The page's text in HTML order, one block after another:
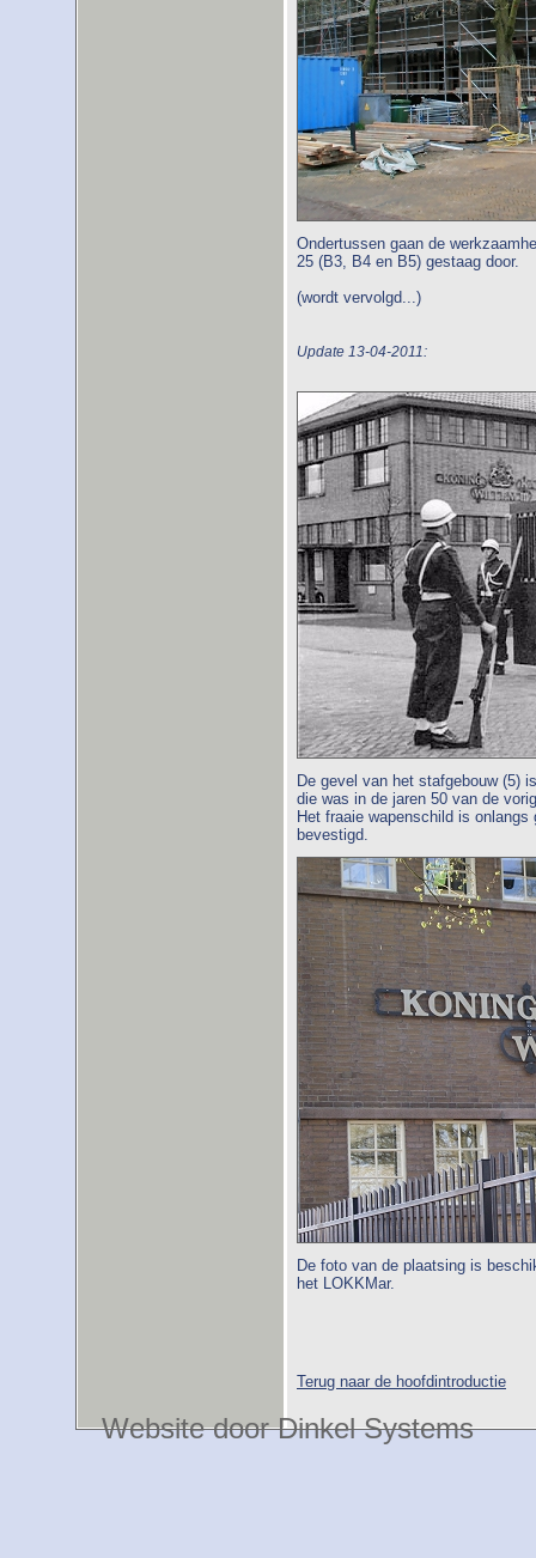
Ondertussen gaan de
25 (B3, B4 en B5) gestaag door.
(wordt vervolgd...)
Update 13-04-2011:
De gevel van het stafgebouw (5)
die was in de jaren 50 van de
Het fraaie wapenschild is
bevestigd.
De foto van de plaatsing is
het LOKKMar.
Terug naar de hoofdintroductie
Website door Dinkel Systems